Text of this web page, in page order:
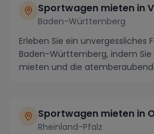
Sportwagen mieten in
Baden-Württemberg
Erleben Sie ein unvergessliches
Baden-Württemberg, indem
mieten und die
Sportwagen mieten in
Rheinland-Pfalz